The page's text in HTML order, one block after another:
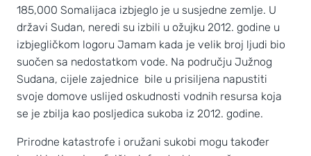
185,000 Somalijaca izbjeglo je u susjedne zemlje. U
državi Sudan, neredi su izbili u ožujku 2012. godine u
izbjegličkom logoru Jamam kada je velik broj ljudi bio
suočen sa nedostatkom vode. Na području Južnog
Sudana, cijele zajednice bile u prisiljena napustiti
svoje domove uslijed oskudnosti vodnih resursa koja
se je zbilja kao posljedica sukoba iz 2012. godine.
Prirodne katastrofe i oružani sukobi mogu također